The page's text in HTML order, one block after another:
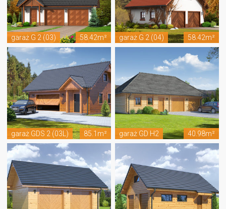
garaż G 2 (03) 58.42m² garaż G 2 (04) 58.42m²
garaż GDS 2 (03L) 85.1m² garaż GD H2 40.98m²